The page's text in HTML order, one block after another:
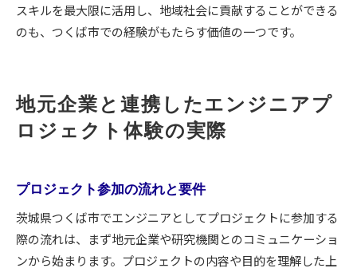
スキルを最大限に活用し、地域社会に貢献することができる
のも、つくば市での経験がもたらす価値の一つです。
地元企業と連携したエンジニアプ
ロジェクト体験の実際
プロジェクト参加の流れと要件
茨城県つくば市でエンジニアとしてプロジェクトに参加する
際の流れは、まず地元企業や研究機関とのコミュニケーショ
ンから始まります。プロジェクトの内容や目的を理解した上